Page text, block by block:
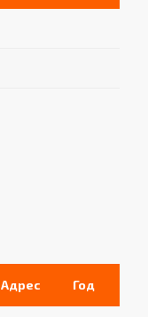
Адрес Год